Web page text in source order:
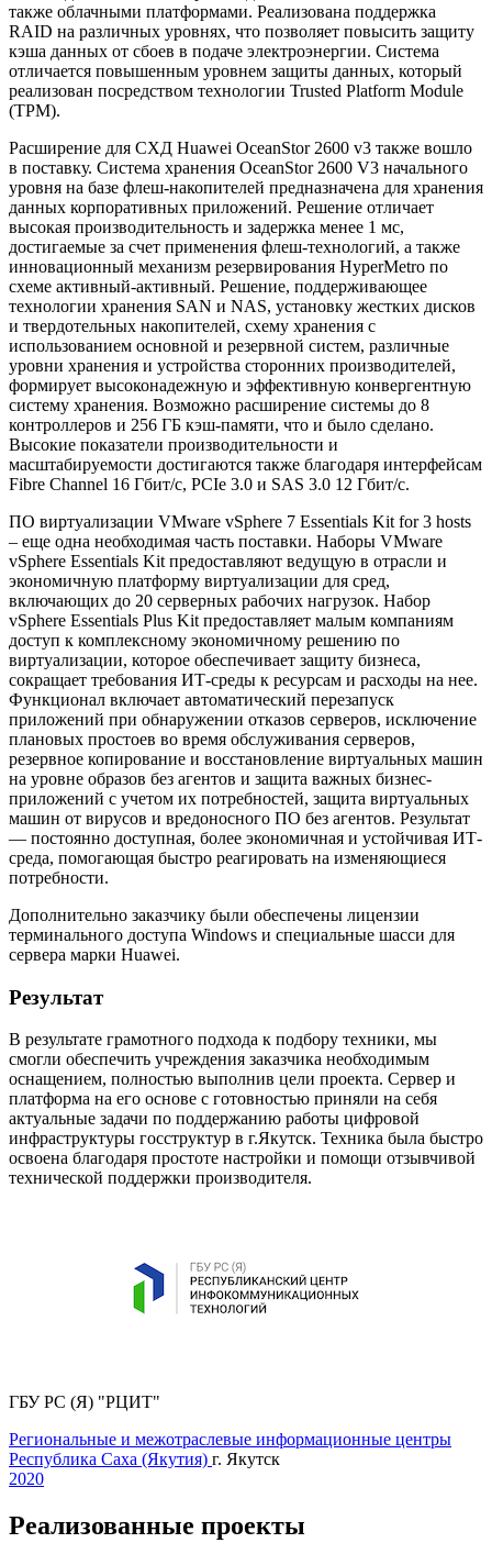
также облачными платформами. Реализована поддержка
RAID на различных уровнях, что позволяет повысить защиту
кэша данных от сбоев в подаче электроэнергии. Система
отличается повышенным уровнем защиты данных, который
реализован посредством технологии Trusted Platform Module
(TPM).
Расширение для СХД Huawei OceanStor 2600 v3 также вошло
в поставку. Система хранения OceanStor 2600 V3 начального
уровня на базе флеш-накопителей предназначена для хранения
данных корпоративных приложений. Решение отличает
высокая производительность и задержка менее 1 мс,
достигаемые за счет применения флеш-технологий, а также
инновационный механизм резервирования HyperMetro по
схеме активный-активный. Решение, поддерживающее
технологии хранения SAN и NAS, установку жестких дисков
и твердотельных накопителей, схему хранения с
использованием основной и резервной систем, различные
уровни хранения и устройства сторонних производителей,
формирует высоконадежную и эффективную конвергентную
систему хранения. Возможно расширение системы до 8
контроллеров и 256 ГБ кэш-памяти, что и было сделано.
Высокие показатели производительности и
масштабируемости достигаются также благодаря интерфейсам
Fibre Channel 16 Гбит/с, PCIe 3.0 и SAS 3.0 12 Гбит/с.
ПО виртуализации VMware vSphere 7 Essentials Kit for 3 hosts
– еще одна необходимая часть поставки. Наборы VMware
vSphere Essentials Kit предоставляют ведущую в отрасли и
экономичную платформу виртуализации для сред,
включающих до 20 серверных рабочих нагрузок. Набор
vSphere Essentials Plus Kit предоставляет малым компаниям
доступ к комплексному экономичному решению по
виртуализации, которое обеспечивает защиту бизнеса,
сокращает требования ИТ-среды к ресурсам и расходы на нее.
Функционал включает автоматический перезапуск
приложений при обнаружении отказов серверов, исключение
плановых простоев во время обслуживания серверов,
резервное копирование и восстановление виртуальных машин
на уровне образов без агентов и защита важных бизнес-
приложений с учетом их потребностей, защита виртуальных
машин от вирусов и вредоносного ПО без агентов. Результат
— постоянно доступная, более экономичная и устойчивая ИТ-
среда, помогающая быстро реагировать на изменяющиеся
потребности.
Дополнительно заказчику были обеспечены лицензии
терминального доступа Windows и специальные шасси для
сервера марки Huawei.
Результат
В результате грамотного подхода к подбору техники, мы
смогли обеспечить учреждения заказчика необходимым
оснащением, полностью выполнив цели проекта. Сервер и
платформа на его основе с готовностью приняли на себя
актуальные задачи по поддержанию работы цифровой
инфраструктуры госструктур в г.Якутск. Техника была быстро
освоена благодаря простоте настройки и помощи отзывчивой
технической поддержки производителя.
ГБУ РС (Я) "РЦИТ"
Региональные и межотраслевые информационные центры
Республика Саха (Якутия) г. Якутск
2020
Реализованные проекты